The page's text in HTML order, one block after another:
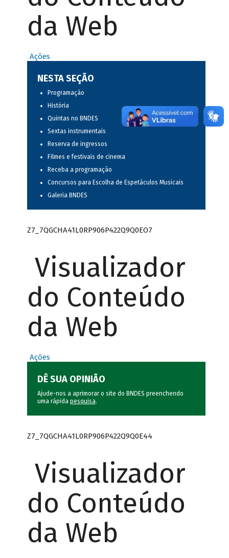
da Web
Ações
NESTA SEÇÃO
Programação
História
Quintas no BNDES
Sextas instrumentais
Reserva de ingressos
Filmes e festivais de cinema
Receba a programação
Concursos para Escolha de Espetáculos Musicais
Galeria BNDES
Z7_7QGCHA41L0RP906P422Q9Q0EO7
Visualizador
do Conteúdo
da Web
Ações
DÊ SUA OPINIÃO
Ajude-nos a aprimorar o site do BNDES preenchendo
uma rápida pesquisa.
Z7_7QGCHA41L0RP906P422Q9Q0E44
Visualizador
do Conteúdo
da Web